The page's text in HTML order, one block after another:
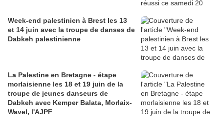
Week-end palestinien à Brest les 13
et 14 juin avec la troupe de danses de
Dabkeh palestinienne
La Palestine en Bretagne - étape
morlaisienne les 18 et 19 juin de la
troupe de jeunes danseurs de
Dabkeh avec Kemper Balata, Morlaix-
Wavel, l'AJPF